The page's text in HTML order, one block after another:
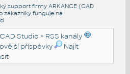
support firmy ARKANCE (CAD
funguje na
Studio > RSS kanály
příspěvky
Najít